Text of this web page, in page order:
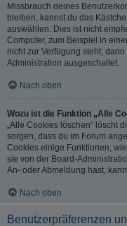
Missbrauch deines
bleiben, kannst du das
auswählen. Dies ist nicht
Computer, zum Beispiel in
nicht zur Verfügung steht,
Administration ausgeschaltet.
Nach oben
Wozu ist die Funktion „Alle
„Alle Cookies löschen“ löscht
sorgen, dass du im Forum
Cookies einige Funktionen,
sie von der Board-
An- oder Abmeldung hast,
Nach oben
Benutzerpräferenzen